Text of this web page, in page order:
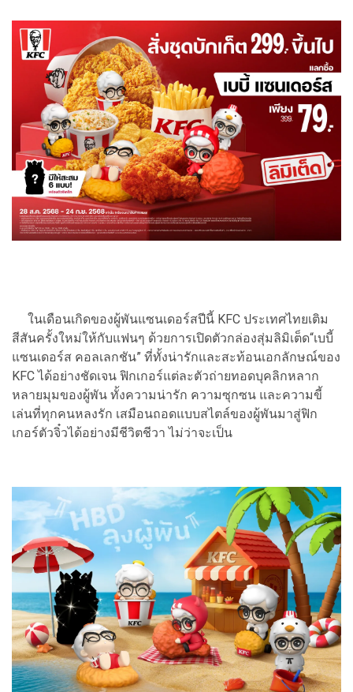
ในเดือนเกิดของผู้พันแซนเดอร์สปีนี้ KFC ประเทศไทยเติม
สีสันครั้งใหม่ให้กับแฟนๆ ด้วยการเปิดตัวกล่องสุ่มลิมิเต็ด“เบบี้
แซนเดอร์ส คอลเลกชัน” ที่ทั้งน่ารักและสะท้อนเอกลักษณ์ของ
KFC ได้อย่างชัดเจน ฟิกเกอร์แต่ละตัวถ่ายทอดบุคลิกหลาก
หลายมุมของผู้พัน ทั้งความน่ารัก ความซุกซน และความขี้
เล่นที่ทุกคนหลงรัก เสมือนถอดแบบสไตล์ของผู้พันมาสู่ฟิก
เกอร์ตัวจิ๋วได้อย่างมีชีวิตชีวา ไม่ว่าจะเป็น